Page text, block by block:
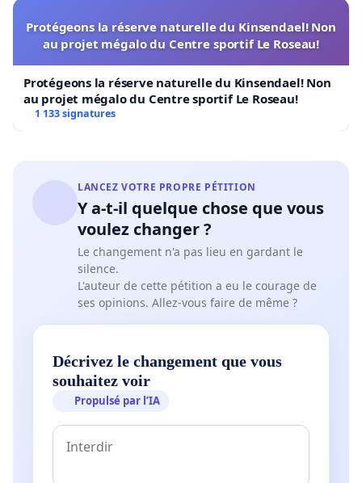
Protégeons la réserve naturelle du Kinsendael! Non
au projet mégalo du Centre sportif Le Roseau!
Protégeons la réserve naturelle du Kinsendael! Non
au projet mégalo du Centre sportif Le Roseau!
1 133 signatures
LANCEZ VOTRE PROPRE PÉTITION
Y a-t-il quelque chose que vous
voulez changer ?
Le changement n'a pas lieu en gardant le
silence.
L'auteur de cette pétition a eu le courage de
ses opinions. Allez-vous faire de même ?
Décrivez le changement que vous
souhaitez voir
Propulsé par l’IA